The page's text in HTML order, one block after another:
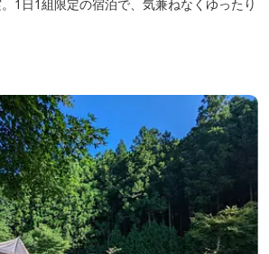
1日1組限定の宿泊で、気兼ねなくゆったり